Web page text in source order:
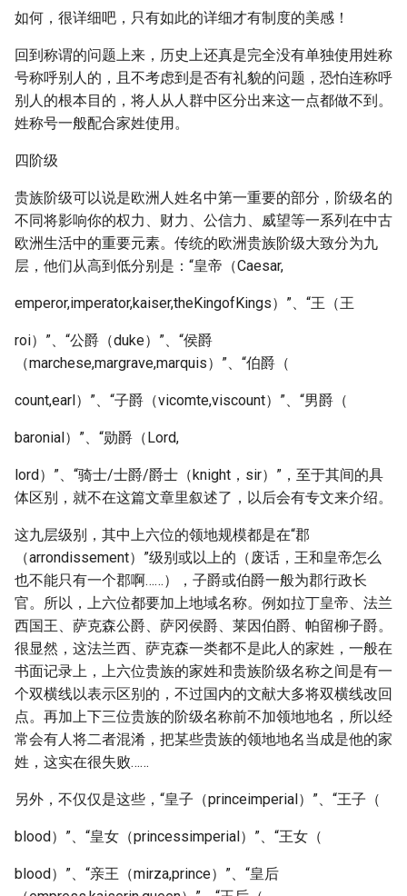
如何，很详细吧，只有如此的详细才有制度的美感！
回到称谓的问题上来，历史上还真是完全没有单独使用姓称
号称呼别人的，且不考虑到是否有礼貌的问题，恐怕连称呼
别人的根本目的，将人从人群中区分出来这一点都做不到。
姓称号一般配合家姓使用。
四阶级
贵族阶级可以说是欧洲人姓名中第一重要的部分，阶级名的
不同将影响你的权力、财力、公信力、威望等一系列在中古
欧洲生活中的重要元素。传统的欧洲贵族阶级大致分为九
层，他们从高到低分别是：“皇帝（Caesar,
emperor,imperator,kaiser,theKingofKings）”、“王（王
roi）”、“公爵（duke）”、“侯爵
（marchese,margrave,marquis）”、“伯爵（
count,earl）”、“子爵（vicomte,viscount）”、“男爵（
baronial）”、“勋爵（Lord,
lord）”、“骑士/士爵/爵士（knight，sir）”，至于其间的具
体区别，就不在这篇文章里叙述了，以后会有专文来介绍。
这九层级别，其中上六位的领地规模都是在“郡
（arrondissement）”级别或以上的（废话，王和皇帝怎么
也不能只有一个郡啊……），子爵或伯爵一般为郡行政长
官。所以，上六位都要加上地域名称。例如拉丁皇帝、法兰
西国王、萨克森公爵、萨冈侯爵、莱因伯爵、帕留柳子爵。
很显然，这法兰西、萨克森一类都不是此人的家姓，一般在
书面记录上，上六位贵族的家姓和贵族阶级名称之间是有一
个双横线以表示区别的，不过国内的文献大多将双横线改回
点。再加上下三位贵族的阶级名称前不加领地地名，所以经
常会有人将二者混淆，把某些贵族的领地地名当成是他的家
姓，这实在很失败……
另外，不仅仅是这些，“皇子（princeimperial）”、“王子（
blood）”、“皇女（princessimperial）”、“王女（
blood）”、“亲王（mirza,prince）”、“皇后